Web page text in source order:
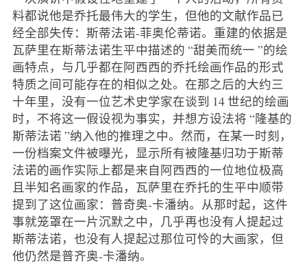
料都说他是乔托最伟大的学生，但他的文献作品已
经全部失传：斯蒂法诺-菲奥伦蒂诺。重建的依据是
瓦萨里在斯蒂法诺生平中描述的 “甜美而统一 ”的绘
画特点，与几乎都在阿西西的乔托绘画作品的形式
特质之间可能存在的相似之处。在那之后的大约三
十年里，没有一位艺术史学家在谈到 14 世纪的绘画
时，不将这一假设视为事实，并想方设法将 “隆基的
斯蒂法诺 ”纳入他的推理之中。然而，在某一时刻，
一份档案文件被曝光，显示所有被隆基归功于斯蒂
法诺的画作实际上都是来自阿西西的一位地位极高
且半知名画家的作品，瓦萨里在乔托的生平中顺带
提到了这位画家：普奇奥-卡潘纳。从那时起，这件
事就笼罩在一片沉默之中，几乎再也没有人提起过
斯蒂法诺，也没有人提起过那位可怜的大画家，但
他仍然是普齐奥-卡潘纳。